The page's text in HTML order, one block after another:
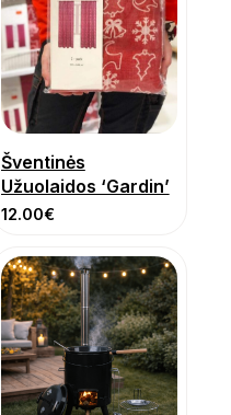
Šventinės
Užuolaidos ‘Gardin’
12.00€